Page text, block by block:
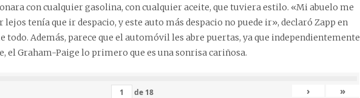
con cualquier gasolina, con cualquier aceite, que tuviera estilo. «Mi abuelo me
tenía que ir despacio, y este auto más despacio no puede ir», declaró Zapp en
todo. Además, parece que el automóvil les abre puertas, ya que independientemente
el Graham-Paige lo primero que es una sonrisa cariñosa.
de 18 › »